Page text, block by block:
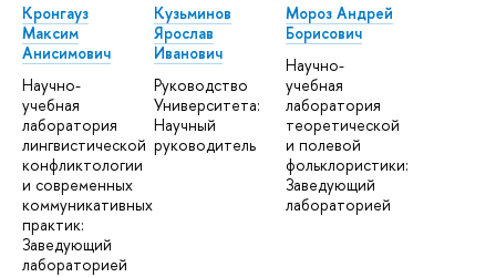
Кронгауз
Максим
Анисимович
Научно-
учебная
лаборатория
лингвистической
конфликтологии
и современных
коммуникативных
практик:
Заведующий
лабораторией
Кузьминов
Ярослав
Иванович
Руководство
Университета:
Научный
руководитель
Мороз Андрей
Борисович
Научно-
учебная
лаборатория
теоретической
и полевой
фольклористики:
Заведующий
лабораторией